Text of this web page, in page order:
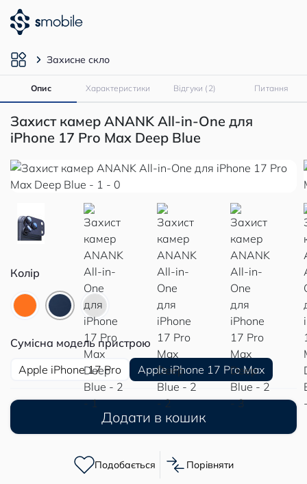
Захисне скло
Опис Характеристики Відгуки (2) Питання
Захист камер ANANK All-in-One для
iPhone 17 Pro Max Deep Blue
Колір
Сумісна модель пристрою
Apple iPhone 17 Pro
Apple iPhone 17 Pro Max
Додати в кошик
Подобається Порівняти